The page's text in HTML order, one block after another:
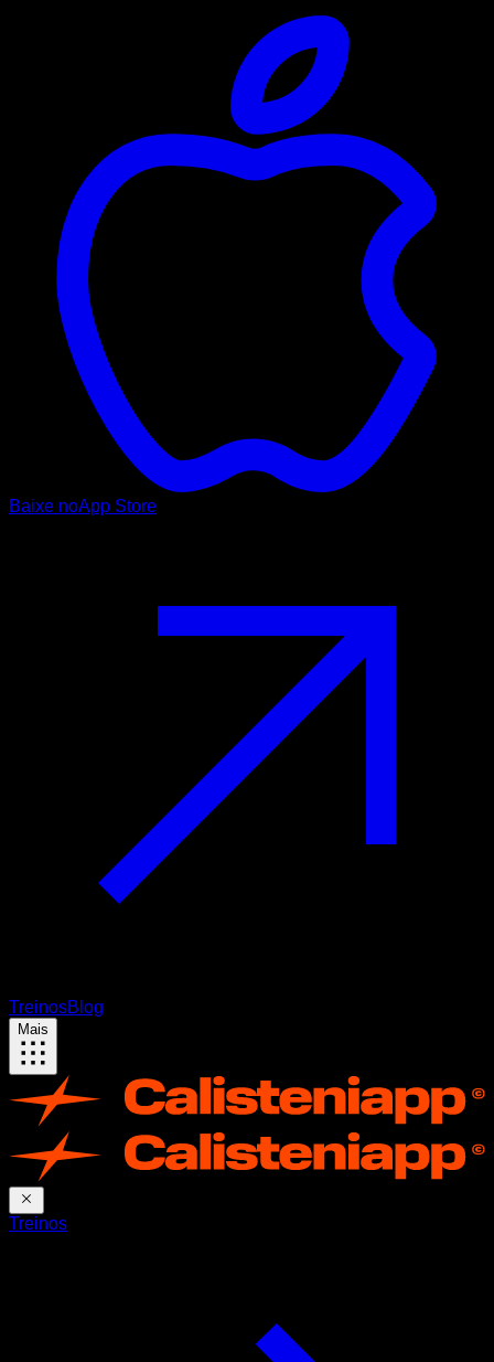
Baixe noApp Store
TreinosBlog
Mais
Treinos